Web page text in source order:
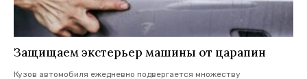
Защищаем экстерьер машины от царапин
Кузов автомобиля ежедневно подвергается множеству